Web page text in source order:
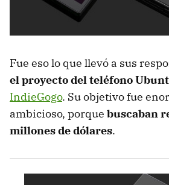
Fue eso lo que llevó a sus
el proyecto del teléfono
IndieGogo. Su objetivo fue
ambicioso, porque buscaban
millones de dólares.